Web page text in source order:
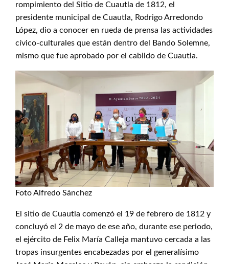
rompimiento del Sitio de Cuautla de 1812, el
presidente municipal de Cuautla, Rodrigo Arredondo
López, dio a conocer en rueda de prensa las actividades
cívico-culturales que están dentro del Bando Solemne,
mismo que fue aprobado por el cabildo de Cuautla.
Foto Alfredo Sánchez
El sitio de Cuautla comenzó el 19 de febrero de 1812 y
concluyó el 2 de mayo de ese año, durante ese periodo,
el ejército de Felix María Calleja mantuvo cercada a las
tropas insurgentes encabezadas por el generalísimo